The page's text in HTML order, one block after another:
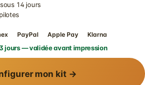
14 jours
PayPal Apple Pay Klarna
jours — validée avant impression
mon kit →